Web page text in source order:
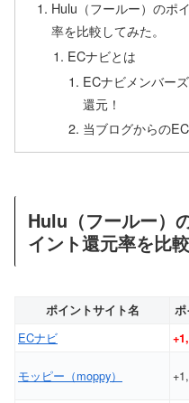
Hulu（フールー）のポ
率を比較してみた。
ECナビとは
ECナビメンバー
還元！
当ブログからの
Hulu（フールー）
イント還元率を比
ポイントサイト名 ポ
ECナビ
モッピー（moppy）